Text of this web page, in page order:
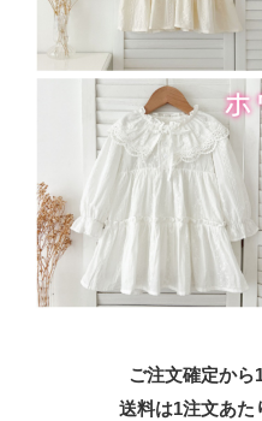
ご注文確定から
送料は1注文あた